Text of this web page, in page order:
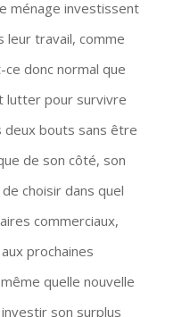
ménage investissent
travail, comme
donc normal que
lutter pour survivre
deux bouts sans être
de son côté, son
choisir dans quel
commerciaux,
prochaines
quelle nouvelle
son surplus